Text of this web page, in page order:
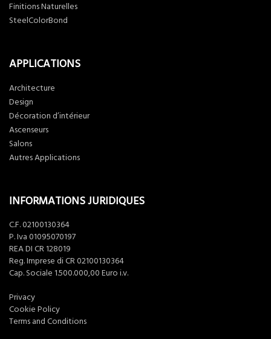
Finitions Naturelles
SteelColorBond
APPLICATIONS
Architecture
Design
Décoration d’intérieur
Ascenseurs
Salons
Autres Applications
INFORMATIONS JURIDIQUES
C.F. 02100130364
P. Iva 01095070197
REA DI CR 128019
Reg. Imprese di CR 02100130364
Cap. Sociale 1.500.000,00 Euro i.v.
Privacy
Cookie Policy
Terms and Conditions